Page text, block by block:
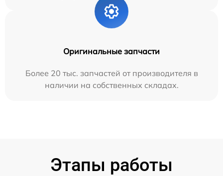
Оригинальные запчасти
Более 20 тыс. запчастей от производителя в
наличии на собственных складах.
Этапы работы